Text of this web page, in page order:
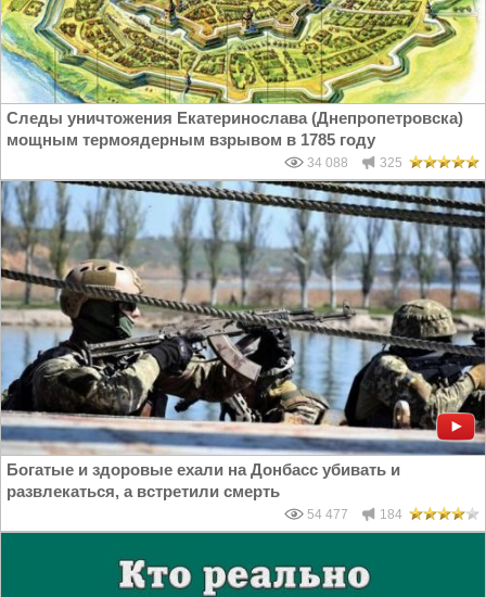
Следы уничтожения Екатеринослава (Днепропетровска)
мощным термоядерным взрывом в 1785 году
34 088 325
Богатые и здоровые ехали на Донбасс убивать и
развлекаться, а встретили смерть
54 477 184